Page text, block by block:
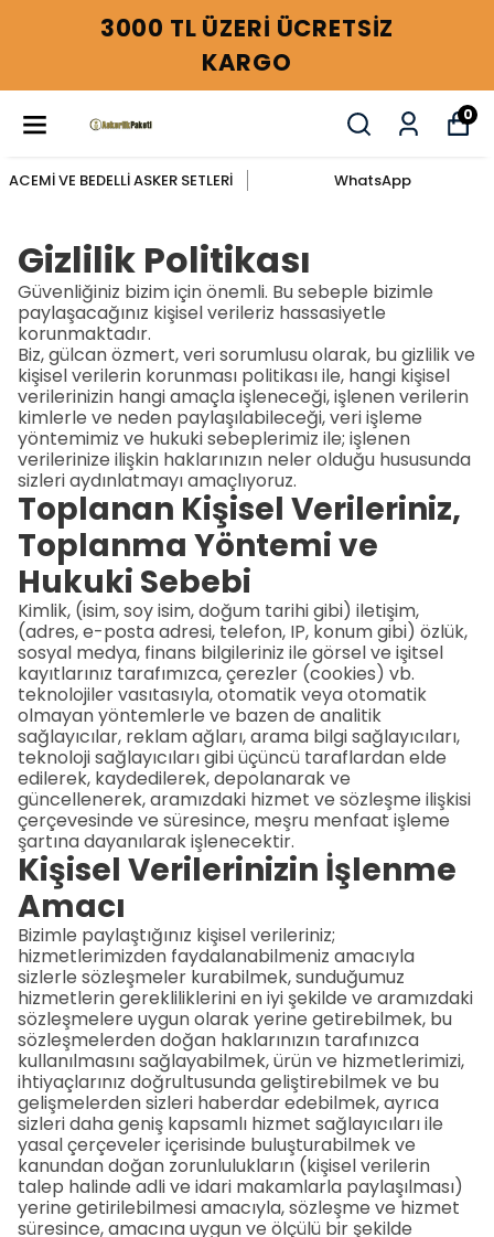
3000 TL ÜZERİ ÜCRETSİZ
KARGO
0
ACEMİ VE BEDELLİ ASKER SETLERİ WhatsApp
Gizlilik Politikası
Güvenliğiniz bizim için önemli. Bu sebeple bizimle
paylaşacağınız kişisel verileriz hassasiyetle
korunmaktadır.
Biz, gülcan özmert, veri sorumlusu olarak, bu gizlilik ve
kişisel verilerin korunması politikası ile, hangi kişisel
verilerinizin hangi amaçla işleneceği, işlenen verilerin
kimlerle ve neden paylaşılabileceği, veri işleme
yöntemimiz ve hukuki sebeplerimiz ile; işlenen
verilerinize ilişkin haklarınızın neler olduğu hususunda
sizleri aydınlatmayı amaçlıyoruz.
Toplanan Kişisel Verileriniz,
Toplanma Yöntemi ve
Hukuki Sebebi
Kimlik, (isim, soy isim, doğum tarihi gibi) iletişim,
(adres, e-posta adresi, telefon, IP, konum gibi) özlük,
sosyal medya, finans bilgileriniz ile görsel ve işitsel
kayıtlarınız tarafımızca, çerezler (cookies) vb.
teknolojiler vasıtasıyla, otomatik veya otomatik
olmayan yöntemlerle ve bazen de analitik
sağlayıcılar, reklam ağları, arama bilgi sağlayıcıları,
teknoloji sağlayıcıları gibi üçüncü taraflardan elde
edilerek, kaydedilerek, depolanarak ve
güncellenerek, aramızdaki hizmet ve sözleşme ilişkisi
çerçevesinde ve süresince, meşru menfaat işleme
şartına dayanılarak işlenecektir.
Kişisel Verilerinizin İşlenme
Amacı
Bizimle paylaştığınız kişisel verileriniz;
hizmetlerimizden faydalanabilmeniz amacıyla
sizlerle sözleşmeler kurabilmek, sunduğumuz
hizmetlerin gerekliliklerini en iyi şekilde ve aramızdaki
sözleşmelere uygun olarak yerine getirebilmek, bu
sözleşmelerden doğan haklarınızın tarafınızca
kullanılmasını sağlayabilmek, ürün ve hizmetlerimizi,
ihtiyaçlarınız doğrultusunda geliştirebilmek ve bu
gelişmelerden sizleri haberdar edebilmek, ayrıca
sizleri daha geniş kapsamlı hizmet sağlayıcıları ile
yasal çerçeveler içerisinde buluşturabilmek ve
kanundan doğan zorunlulukların (kişisel verilerin
talep halinde adli ve idari makamlarla paylaşılması)
yerine getirilebilmesi amacıyla, sözleşme ve hizmet
süresince, amacına uygun ve ölçülü bir şekilde